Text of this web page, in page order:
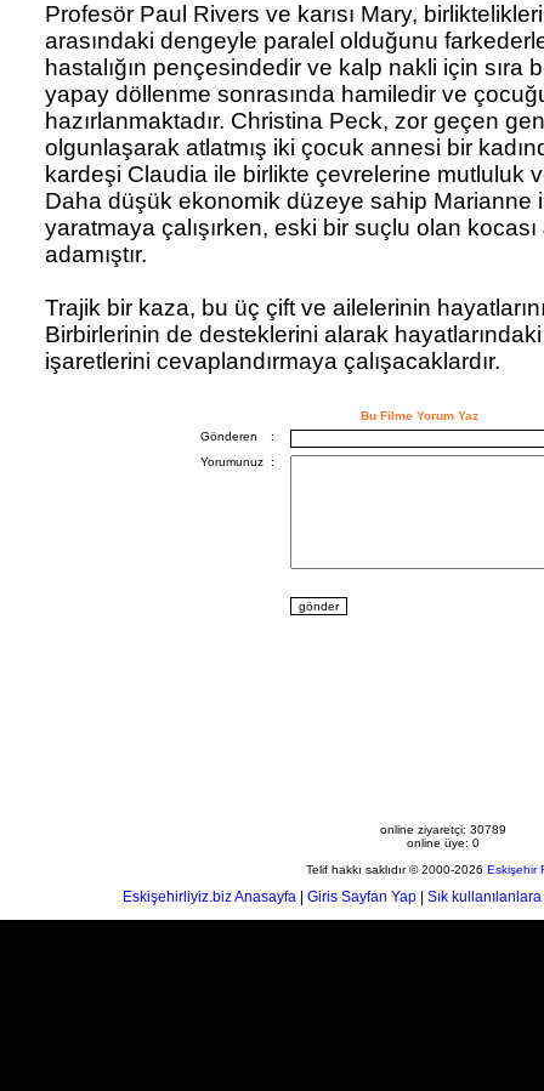
Profesör Paul Rivers ve karısı Mary,
arasındaki dengeyle paralel olduğunu
hastalığın pençesindedir ve kalp nakli için sıra
yapay döllenme sonrasında hamiledir ve
hazırlanmaktadır. Christina Peck, zor geçen
olgunlaşarak atlatmış iki çocuk annesi bir
kardeşi Claudia ile birlikte çevrelerine mutluluk
Daha düşük ekonomik düzeye sahip Marianne
yaratmaya çalışırken, eski bir suçlu olan
adamıştır.
Trajik bir kaza, bu üç çift ve ailelerinin
Birbirlerinin de desteklerini alarak
işaretlerini cevaplandırmaya çalışacaklardır.
Bu Filme Yorum Yaz
Gönderen
:
Yorumunuz :
online ziyaretçi: 30789
online üye: 0
Telif hakkı saklıdır © 2000-2026 Eskişehir
Eskişehirliyiz.biz Anasayfa| Giris Sayfan Yap| Sık